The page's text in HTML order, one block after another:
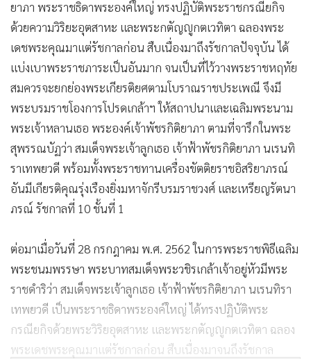
ยาภา พระราชธิดาพระองค์ใหญ่ ทรงปฏิบัติพระราชกรณียกิจ
ด้วยความวิริยะอุตสาหะ และพระกตัญญูกตเวทิตา ฉลองพระ
เดชพระคุณมาแต่รัชกาลก่อน สืบเนื่องมาถึงรัชกาลปัจจุบัน ได้
แบ่งเบาพระราชภาระเป็นอันมาก จนเป็นที่ไว้วางพระราชหฤทัย
สมควรจะยกย่องพระเกียรติยศตามโบราณราชประเพณี จึงมี
พระบรมราชโองการโปรดเกล้าฯ ให้สถาปนาและเฉลิมพระนาม
พระเจ้าหลานเธอ พระองค์เจ้าพัชรกิติยาภา ตามที่จารึกในพระ
สุพรรณบัฏว่า สมเด็จพระเจ้าลูกเธอ เจ้าฟ้าพัชรกิติยาภา นเรนทิ
ราเทพยวดี พร้อมทั้งพระราชทานเครื่องขัตติยราชอิสริยาภรณ์
อันมีเกียรติคุณรุ่งเรืองยิ่งมหาจักรีบรมราชวงศ์ และเหรียญรัตนา
ภรณ์ รัชกาลที่ 10 ชั้นที่ 1
ต่อมาเมื่อวันที่ 28 กรกฎาคม พ.ศ. 2562 ในการพระราชพิธีเฉลิม
พระชนมพรรษา พระบาทสมเด็จพระวชิรเกล้าเจ้าอยู่หัวมีพระ
ราชดำริว่า สมเด็จพระเจ้าลูกเธอ เจ้าฟ้าพัชรกิติยาภา นเรนทิรา
เทพยวดี เป็นพระราชธิดาพระองค์ใหญ่ ได้ทรงปฏิบัติพระ
กรณียกิจด้วยพระวิริยอุตสาหะ และพระกตัญญูกตเวทิตา ฉลอง
พระเดชพระคุณมาแต่รัชกาลก่อน สืบเนื่องมาจนถึงรัชกาล